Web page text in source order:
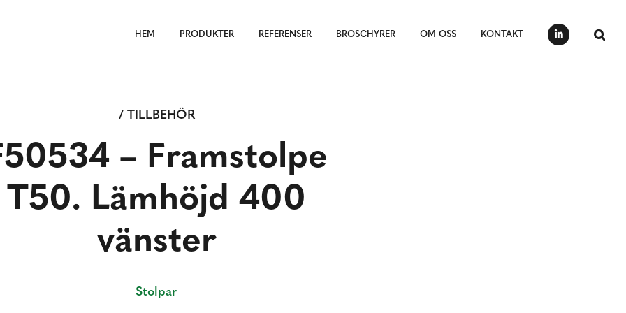
HEM PRODUKTER REFERENSER BROSCHYRER OM OSS KONTAKT
/ TILLBEHÖR
– Framstolpe
T50. Lämhöjd 400
vänster
Stolpar